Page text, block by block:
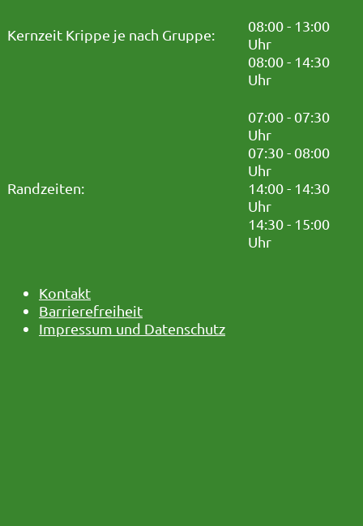
Kernzeit Krippe je nach Gruppe:
08:00 - 13:00
Uhr
08:00 - 14:30
Uhr
Randzeiten:
07:00 - 07:30
Uhr
07:30 - 08:00
Uhr
14:00 - 14:30
Uhr
14:30 - 15:00
Uhr
Kontakt
Barrierefreiheit
Impressum und Datenschutz